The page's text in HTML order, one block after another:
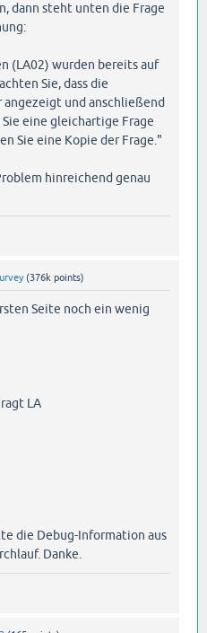
dann steht unten die Frage
(LA02) wurden bereits auf
Sie, dass die
und anschließend
eine gleichartige Frage
Sie eine Kopie der Frage."
hinreichend genau
(376k points)
Seite noch ein wenig
LA
die Debug-Information aus
Danke.